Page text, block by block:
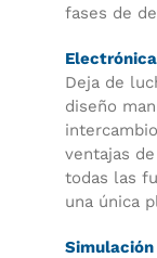
fases de
Electrónica
Deja de
diseño
ventajas
todas las
una única
Simulación